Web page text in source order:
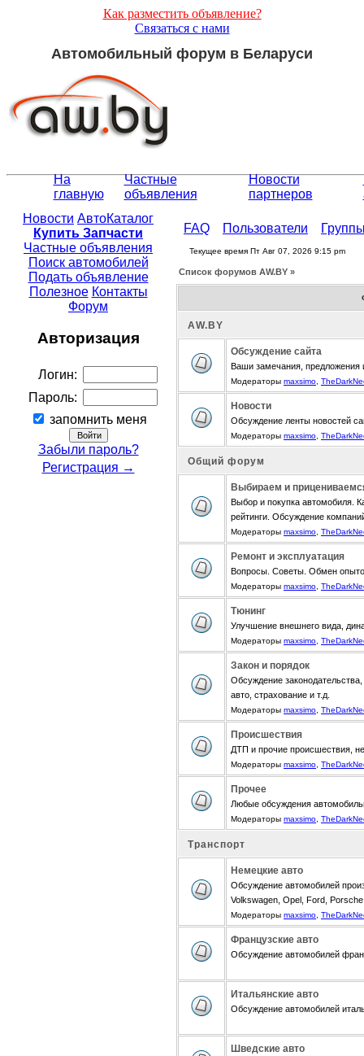
Как разместить объявление?
Связаться с нами
Автомобильный форум в Беларуси
На
главную
Частные
объявления
Новости
партнеров
Новости АвтоКаталог
Купить Запчасти
Частные объявления
Поиск автомобилей
Подать объявление
Полезное Контакты
Форум
Авторизация
Логин:
Пароль:
запомнить меня
Забыли пароль?
Регистрация →
FAQ Пользователи
Текущее время Пт Авг 07, 2026 9:15 pm
Список форумов АW.BY »
АW.BY
Обсуждение сайта
Ваши замечания, предложения
Модераторы maxsimo
Новости
Обсуждение ленты новостей
Модераторы maxsimo
Общий форум
Выбираем и
Выбор и покупка автомобиля.
рейтинги. Обсуждение
Модераторы maxsimo
Ремонт и эксплуатация
Вопросы. Советы. Обмен
Модераторы maxsimo
Тюнинг
Улучшение внешнего вида,
Модераторы maxsimo
Закон и порядок
Обсуждение
авто, страхование и т.д.
Модераторы maxsimo
Происшествия
ДТП и прочие происшествия,
Модераторы maxsimo
Прочее
Любые обсуждения
Модераторы maxsimo
Транспорт
Немецкие авто
Обсуждение автомобилей
Volkswagen, Opel, Ford,
Модераторы maxsimo
Французские авто
Обсуждение автомобилей
Итальянские авто
Обсуждение автомобилей
Шведские авто